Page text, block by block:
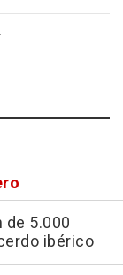
5.000
ibérico